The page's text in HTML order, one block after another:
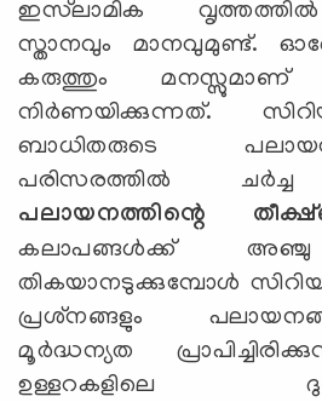
ഇസ്‌ലാമിക
സ്താനവും മാനവുമുണ്ട്.
കരുത്തും മനസ്സുമാണ്
നിര്‍ണയിക്കുന്നത്.
ബാധിതരുടെ
പരിസരത്തില്‍ ചര്‍ച്ച
പലായനത്തിന്റെ
കലാപങ്ങള്‍ക്ക്
തികയാനടുക്കുമ്പോള്‍
പ്രശ്‌നങ്ങളും
മൂര്‍ദ്ധന്യത
ഉള്ളറകളിലെ